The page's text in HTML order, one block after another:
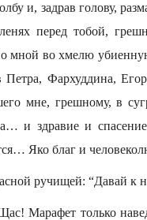
и, задрав голову,
перед тобой,
во хмелю
Фархуддина,
мне, грешному, в
и здравие и
Яко благ и
ручищей: “Давай к
Марафет только